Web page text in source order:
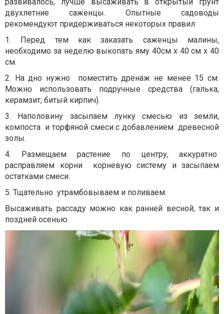
двухлетние саженцы. Опытные садоводы
рекомендуют придерживаться некоторых правил
1. Перед тем как заказать саженцы малины,
необходимо за неделю выкопать яму 40см х 40 см х 40
см.
2. На дно нужно поместить дренаж не менее 15 см.
Можно использовать подручные средства (галька,
керамзит, битый кирпич).
3. Наполовину засыпаем лунку смесью из земли,
компоста и торфяной смеси с добавлением древесной
золы.
4. Размещаем растение по центру, аккуратно
расправляем корни корневую систему и засыпаем
остатками смеси.
5. Тщательно утрамбовываем и поливаем.
Высаживать рассаду можно как ранней весной, так и
поздней осенью.